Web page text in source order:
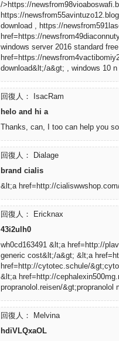
/>https://
https://
download , https://
href=https://
windows server 2016 standard
href=https://
download&lt;/a&gt; , windows 10
回復人： IsacRam
helo and hi a
Thanks, can, I too can help you
回復人： Dialage
brand cialis
&lt;a href=http://
回復人： Ericknax
43i2ulh0
wh0cd163491 &lt;a href=http://
generic cost&lt;/a&gt; &lt;a
href=http://cytotec.schule/
&lt;a href=http://
propranolol.reisen/
回復人： Melvina
hdiVLQxaOL